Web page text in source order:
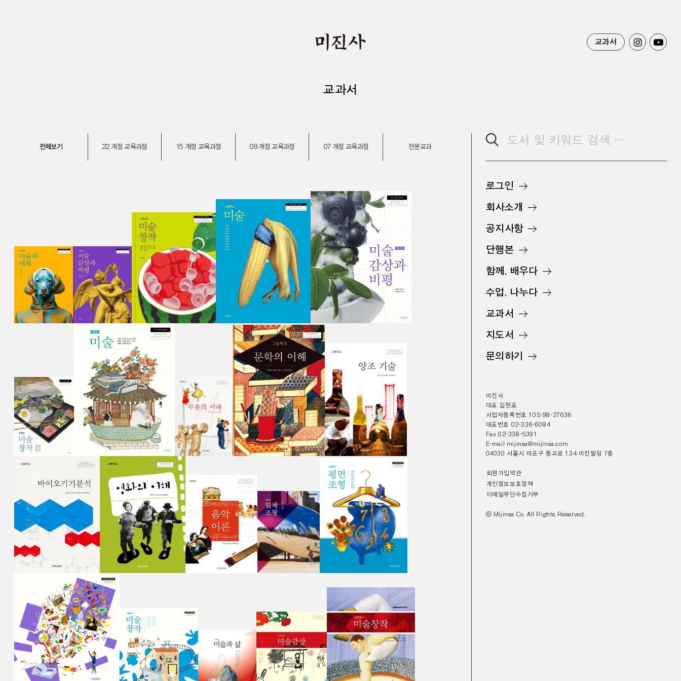
교과서
교과서
전체보기 22 개정 교육과정 15 개정 교육과정 09 개정 교육과정 07 개정 교육과정 전문교과
로그인
회사소개
공지사항
단행본
함께, 배우다
수업, 나누다
교과서
지도서
문의하기
미진사
대표 김현표
사업자등록번호 105-98-27636
대표번호 02-336-6084
Fax 02-338-5391
E-mail mijinsa@mijinsa.com
04030 서울시 마포구 동교로 134 미진빌딩 7층
회원가입약관
개인정보보호정책
이메일무단수집거부
ⓒ Mijinsa Co. All Rights Reserved.